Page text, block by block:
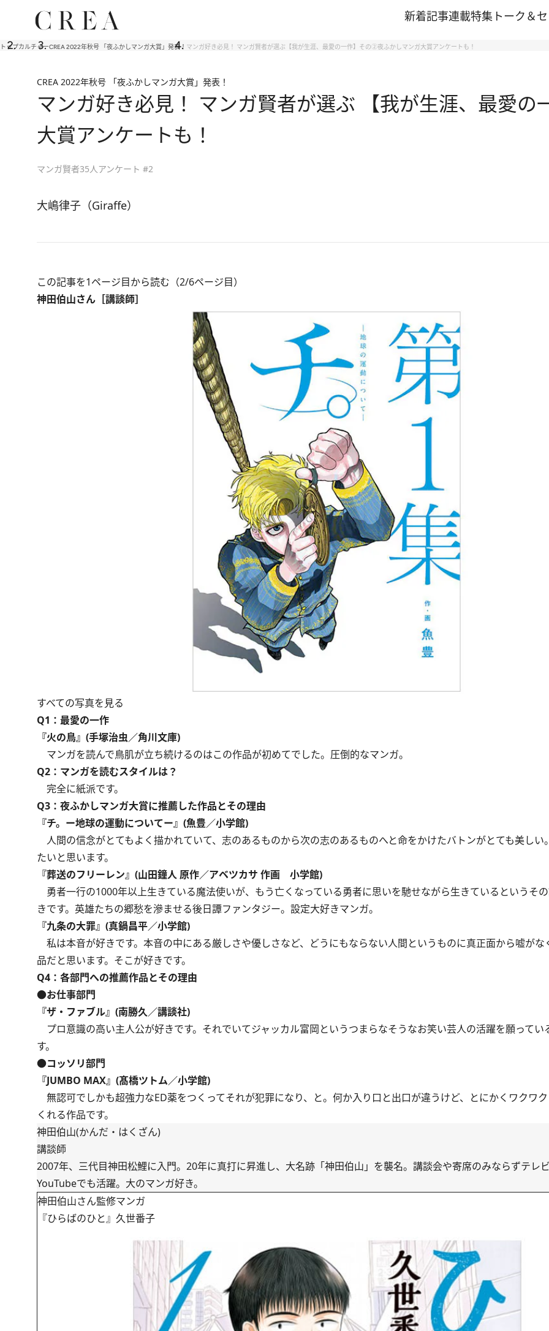
新着記事連載特集 トーク＆
トップカルチャーCREA 2022年秋号 「夜ふかしマンガ大賞」発表！ マンガ好き必見！ マンガ賢者が選ぶ【我が生涯、最愛の一作】その②夜ふかしマンガ大賞アンケートも！
CREA 2022年秋号 「夜ふかしマンガ大賞」発表！
マンガ好き必見！ マンガ賢者が選ぶ 【我が生涯、最愛
大賞アンケートも！
マンガ賢者35人アンケート #2
大嶋律子（Giraffe）
この記事を1ページ目から読む（2/6ページ目）
神田伯山さん［講談師］
すべての写真を見る
Q1：最愛の一作
『火の鳥』(手塚治虫／角川文庫)
マンガを読んで鳥肌が立ち続けるのはこの作品が初めてでした。圧倒的なマンガ。
Q2：マンガを読むスタイルは？
完全に紙派です。
Q3：夜ふかしマンガ大賞に推薦した作品とその理由
『チ。ー地球の運動についてー』(魚豊／小学館)
人間の信念がとてもよく描かれていて、志のあるものから次の志のあるものへと命をかけたバトンがとても美しい
たいと思います。
『葬送のフリーレン』(山田鐘人 原作／アベツカサ 作画 小学館)
勇者一行の1000年以上生きている魔法使いが、もう亡くなっている勇者に思いを馳せながら生きているというそ
きです。英雄たちの郷愁を滲ませる後日譚ファンタジー。設定大好きマンガ。
『九条の大罪』(真鍋昌平／小学館)
私は本音が好きです。本音の中にある厳しさや優しさなど、どうにもならない人間というものに真正面から嘘がな
品だと思います。そこが好きです。
Q4：各部門への推薦作品とその理由
●お仕事部門
『ザ・ファブル』(南勝久／講談社)
プロ意識の高い主人公が好きです。それでいてジャッカル富岡というつまらなそうなお笑い芸人の活躍を願ってい
す。
●コッソリ部門
『JUMBO MAX』(髙橋ツトム／小学館)
無認可でしかも超強力なED薬をつくってそれが犯罪になり、と。何か入り口と出口が違うけど、とにかくワクワ
くれる作品です。
神田伯山(かんだ・はくざん)
講談師
2007年、三代目神田松鯉に入門。20年に真打に昇進し、大名跡「神田伯山」を襲名。講談会や寄席のみならずテレビ
YouTubeでも活躍。大のマンガ好き。
神田伯山さん監修マンガ
『ひらばのひと』久世番子